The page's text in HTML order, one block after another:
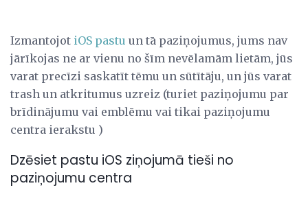
Izmantojot iOS pastu un tā paziņojumus, jums nav
jārīkojas ne ar vienu no šīm nevēlamām lietām, jūs
varat precīzi saskatīt tēmu un sūtītāju, un jūs varat
trash un atkritumus uzreiz (turiet paziņojumu par
brīdinājumu vai emblēmu vai tikai paziņojumu
centra ierakstu )
Dzēsiet pastu iOS ziņojumā tieši no
paziņojumu centra